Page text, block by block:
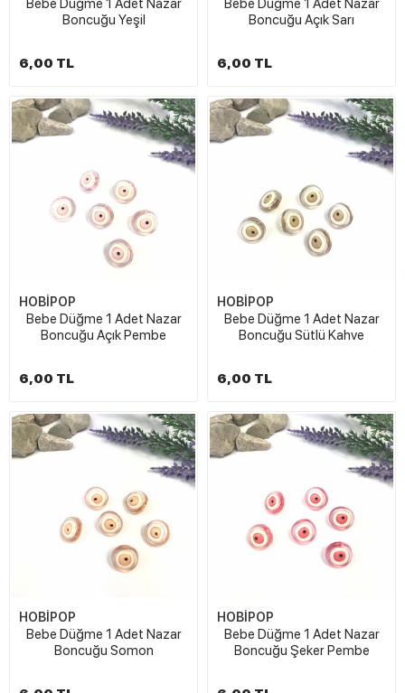
Bebe Düğme 1 Adet Nazar
Boncuğu Yeşil
6,00 TL
Bebe Düğme 1 Adet Nazar
Boncuğu Açık Sarı
6,00 TL
HOBİPOP
Bebe Düğme 1 Adet Nazar
Boncuğu Açık Pembe
6,00 TL
HOBİPOP
Bebe Düğme 1 Adet Nazar
Boncuğu Sütlü Kahve
6,00 TL
HOBİPOP
Bebe Düğme 1 Adet Nazar
Boncuğu Somon
HOBİPOP
Bebe Düğme 1 Adet Nazar
Boncuğu Şeker Pembe